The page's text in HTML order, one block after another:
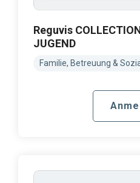
Reguvis
JUGEND
Familie, Betreuung &